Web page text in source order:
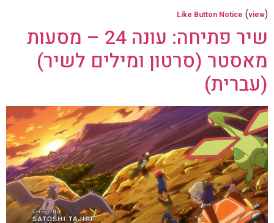
Like Button Notice (view)
שיר פתיחה: עונה 24 – מסעות
מאסטר (סרטון ומילים לשיר)
(עברית)